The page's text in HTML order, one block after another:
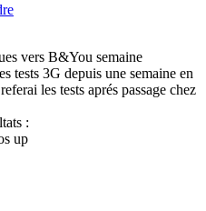
vers B&You semaine
tests 3G depuis une semaine en
les tests aprés passage chez
:
up